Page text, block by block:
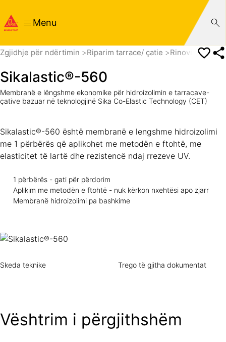
Menu
Zgjidhje për ndërtimin Riparim tarrace/ çatie Rinovim i
Sikalastic®-560
Membranë e lëngshme ekonomike për hidroizolimin e tarracave-
çative bazuar në teknologjinë Sika Co-Elastic Technology (CET)
Sikalastic®-560 është membranë e lengshme hidroizolimi
me 1 përbërës që aplikohet me metodën e ftohtë, me
elasticitet të lartë dhe rezistencë ndaj rrezeve UV.
1 përbërës - gati për përdorim
Aplikim me metodën e ftohtë - nuk kërkon nxehtësi apo zjarr
Membranë hidroizolimi pa bashkime
Skeda teknike Trego të gjitha dokumentat
Vështrim i përgjithshëm